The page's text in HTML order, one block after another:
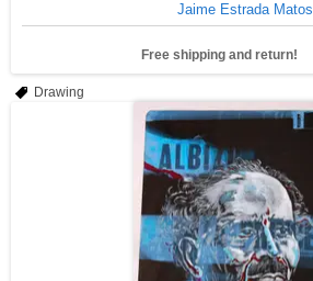
Jaime Estrada Matos
Free shipping and return!
Drawing